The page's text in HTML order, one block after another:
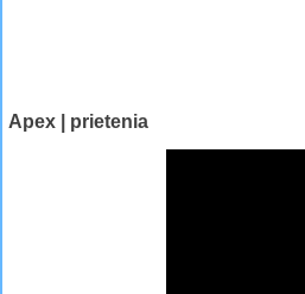
Apex | prietenia